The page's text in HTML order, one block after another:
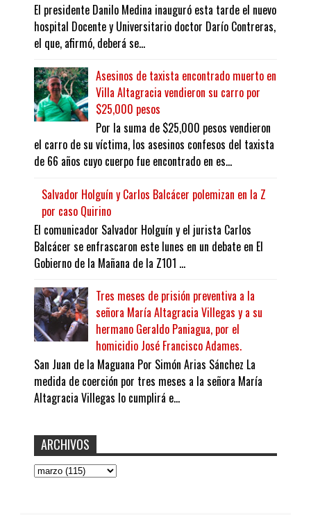
El presidente Danilo Medina inauguró esta tarde el nuevo
hospital Docente y Universitario doctor Darío Contreras,
el que, afirmó, deberá se...
Asesinos de taxista encontrado muerto en
Villa Altagracia vendieron su carro por
$25,000 pesos
Por la suma de $25,000 pesos vendieron
el carro de su víctima, los asesinos confesos del taxista
de 66 años cuyo cuerpo fue encontrado en es...
Salvador Holguín y Carlos Balcácer polemizan en la Z
por caso Quirino
El comunicador Salvador Holguín y el jurista Carlos
Balcácer se enfrascaron este lunes en un debate en El
Gobierno de la Mañana de la Z101 ...
Tres meses de prisión preventiva a la
señora María Altagracia Villegas y a su
hermano Geraldo Paniagua, por el
homicidio José Francisco Adames.
San Juan de la Maguana Por Simón Arias Sánchez La
medida de coerción por tres meses a la señora María
Altagracia Villegas lo cumplirá e...
ARCHIVOS